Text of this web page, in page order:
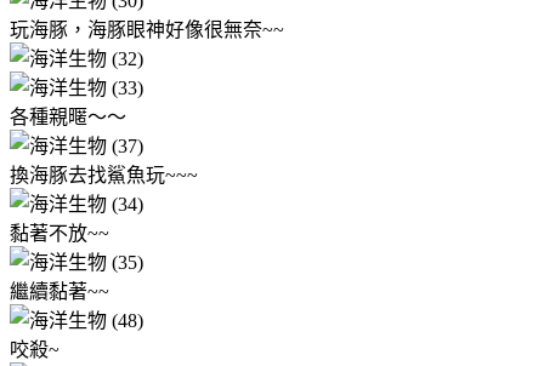
玩海豚，海豚眼神好像很無奈~~
各種親暱～～
換海豚去找鯊魚玩~~~
黏著不放~~
繼續黏著~~
咬殺~